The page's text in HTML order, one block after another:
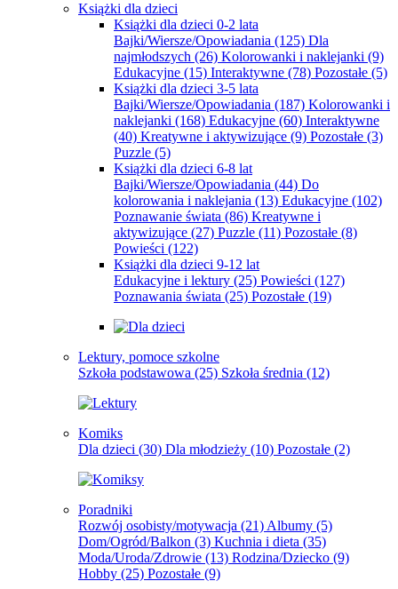
Książki dla dzieci
Książki dla dzieci 0-2 lata
Bajki/Wiersze/Opowiadania (125) Dla
najmłodszych (26) Kolorowanki i naklejanki (9)
Edukacyjne (15) Interaktywne (78) Pozostałe (5)
Książki dla dzieci 3-5 lata
Bajki/Wiersze/Opowiadania (187) Kolorowanki i
naklejanki (168) Edukacyjne (60) Interaktywne
(40) Kreatywne i aktywizujące (9) Pozostałe (3)
Puzzle (5)
Książki dla dzieci 6-8 lat
Bajki/Wiersze/Opowiadania (44) Do
kolorowania i naklejania (13) Edukacyjne (102)
Poznawanie świata (86) Kreatywne i
aktywizujące (27) Puzzle (11) Pozostałe (8)
Powieści (122)
Książki dla dzieci 9-12 lat
Edukacyjne i lektury (25) Powieści (127)
Poznawania świata (25) Pozostałe (19)
Lektury, pomoce szkolne
Szkoła podstawowa (25) Szkoła średnia (12)
Komiks
Dla dzieci (30) Dla młodzieży (10) Pozostałe (2)
Poradniki
Rozwój osobisty/motywacja (21) Albumy (5)
Dom/Ogród/Balkon (3) Kuchnia i dieta (35)
Moda/Uroda/Zdrowie (13) Rodzina/Dziecko (9)
Hobby (25) Pozostałe (9)